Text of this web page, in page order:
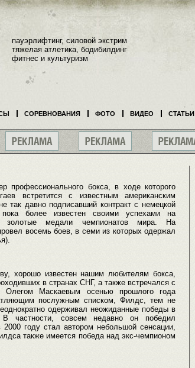
профессионального бокса, в ходе которого
встретится с известным американским
так давно подписавший контракт с немецкой
более известен своими успехами на
золотые медали чемпионатов мира. На
восемь боев, в семи из которых одержал
хорошо известен нашим любителям бокса,
в странах СНГ, а также встречался с
Маскаевым осенью прошлого года
послужным списком, Филдс, тем не
одерживал неожиданные победы в
частности, совсем недавно он победил
году стал автором небольшой сенсации,
также имеется победа над экс-чемпионом
пауэрлифтинг, силовой экстрим
тяжелая атлетика, бодибилдинг
фитнес и культуризм
СОРЕВНОВАНИЯ ФОТО ВИДЕО СТАТЬИ